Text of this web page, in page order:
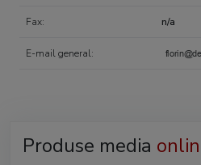
Fax: n/a
E-mail general:
Produse media